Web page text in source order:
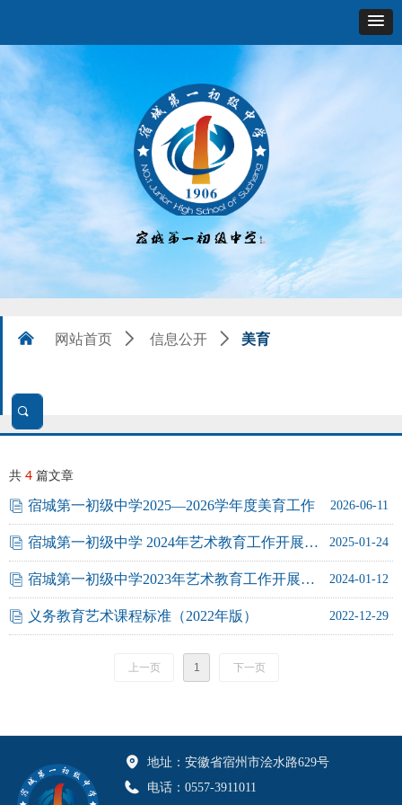
共 4 篇文章
2026-06-11
ꀢ 宿城第一初级中学2025—2026学年度美育工作
2025-01-24
ꀢ 宿城第一初级中学 2024年艺术教育工作开展情况报告
2024-01-12
ꀢ 宿城第一初级中学2023年艺术教育工作开展情况报告
2022-12-29
ꀢ 义务教育艺术课程标准（2022年版）
上一页 1 下一页
网站首页 ꄲ 信息公开 ꄲ 美育
낀
끠
索
地址：安徽省宿州市浍水路629号
电话：0557-3911011